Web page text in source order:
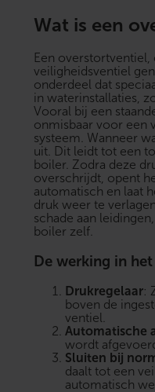
Wat is een
Een overstortventiel,
veiligheidsventiel
onderdeel dat
in waterinstallaties,
Vooral bij een
onmisbaar voor een
systeem. Wanneer
uit. Dit leidt tot een
boiler. Zodra deze
overschrijdt, opent
automatisch en laat
druk weer te
schade aan
boiler zelf.
De werking in
Drukregelaar:
boven de
ventiel.
Automatische
wordt
Sluiten bij
daalt tot een
automatisch